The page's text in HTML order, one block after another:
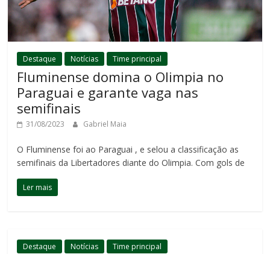
Destaque Notícias Time principal
Fluminense domina o Olimpia no
Paraguai e garante vaga nas
semifinais
31/08/2023 Gabriel Maia
O Fluminense foi ao Paraguai , e selou a classificação as
semifinais da Libertadores diante do Olimpia. Com gols de
Ler mais
Destaque Notícias Time principal